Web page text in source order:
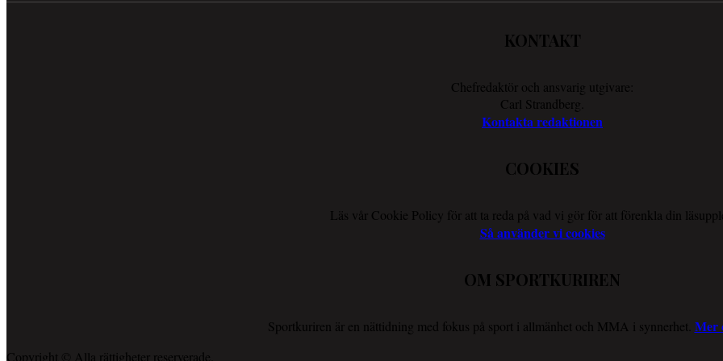
KONTAKT
Chefredaktör och ansvarig utgivare:
Carl Strandberg.
Kontakta redaktionen
COOKIES
Läs vår Cookie Policy för att ta reda på vad vi gör för att förenkla din
Så använder vi cookies
OM SPORTKURIREN
Sportkuriren är en nättidning med fokus på sport i allmänhet och MMA i synnerhet. Mer
Copyright © Alla rättigheter reserverade.